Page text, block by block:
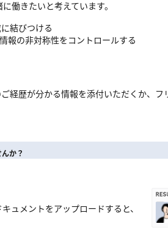
働きたいと考えています。
結びつける
報の非対称性をコントロールする
経歴が分かる情報を添付いただくか、フ
か？
ュメントをアップロードすると、